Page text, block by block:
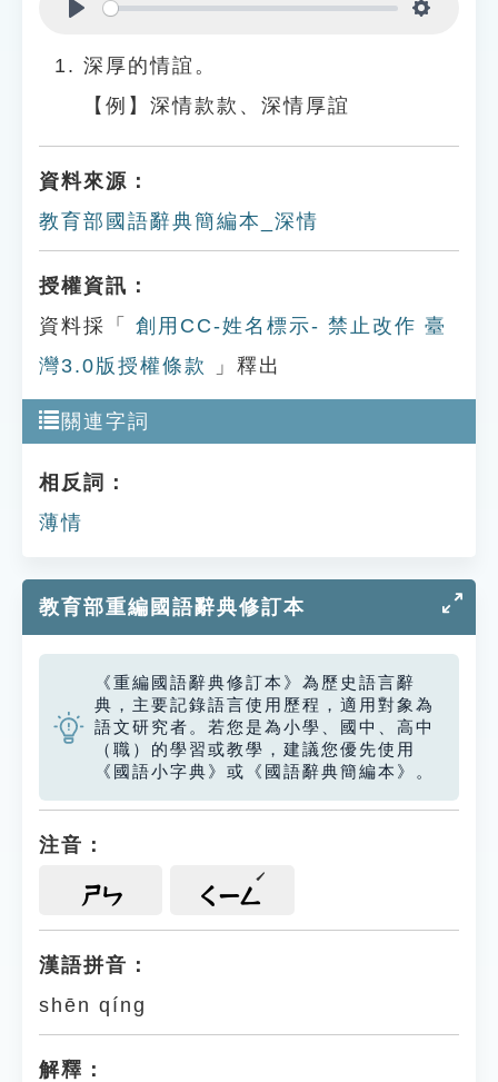
深厚的情誼。
【例】深情款款、深情厚誼
資料來源：
教育部國語辭典簡編本_深情
授權資訊：
資料採「
創用CC-姓名標示- 禁止改作 臺
灣3.0版授權條款
」釋出
關連字詞
相反詞：
薄情
教育部重編國語辭典修訂本
《重編國語辭典修訂本》為歷史語言辭
典，主要記錄語言使用歷程，適用對象為
語文研究者。若您是為小學、國中、高中
（職）的學習或教學，建議您優先使用
《國語小字典》或《國語辭典簡編本》。
注音：
ㄕㄣ ㄑㄧㄥ
漢語拼音：
shēn qíng
解釋：